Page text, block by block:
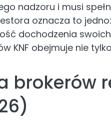
nadzoru i musi
oznacza to
dochodzenia
KNF obejmuje nie
brokerów